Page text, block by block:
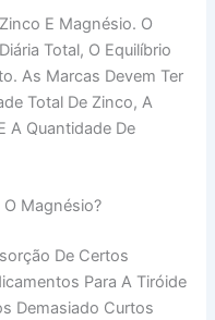
E Magnésio. O
Total, O Equilíbrio
As Marcas Devem Ter
Total De Zinco, A
A Quantidade De
O Magnésio?
De Certos
Para A Tiróide
Demasiado Curtos